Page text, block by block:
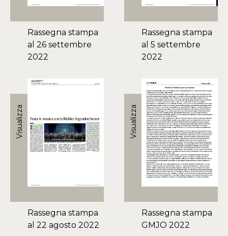
Rassegna stampa
al 26 settembre
2022
Rassegna stampa
al 5 settembre
2022
Visualizza
Rassegna stampa
al 22 agosto 2022
Visualizza
Rassegna stampa
GMJO 2022